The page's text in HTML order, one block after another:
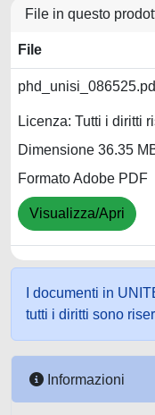
File in questo
File
Licenza: Tutti i diritti
Dimensione 36.35
Formato Adobe PDF
Visualizza/Apri
I documenti in
tutti i diritti sono
Informazioni